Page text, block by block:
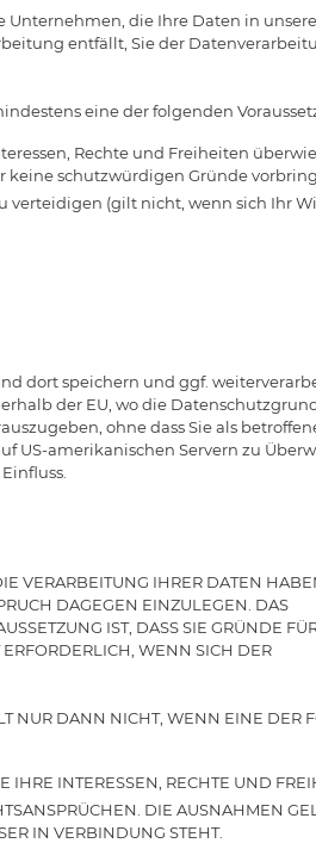
die Ihre Daten in
entfällt, Sie der
eine der folgenden
Rechte und Freiheiten
schutzwürdigen Gründe
verteidigen (gilt nicht, wenn sich Ihr
dort speichern und ggf.
der EU, wo die
ohne dass Sie als
US-amerikanischen Servern zu
VERARBEITUNG IHRER DATEN
DAGEGEN EINZULEGEN. DAS
IST, DASS SIE GRÜNDE
WENN SICH DER
NUR DANN NICHT, WENN EINE DER
INTERESSEN, RECHTE UND
DIE AUSNAHMEN
IN VERBINDUNG STEHT.